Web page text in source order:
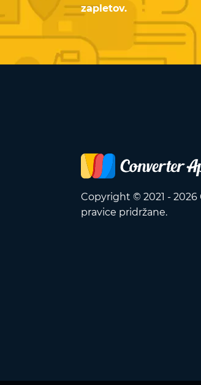
zapletov.
Copyright © 2021 - 2026
pravice pridržane.